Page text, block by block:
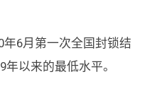
6月第一次全国封锁结
以来的最低水平。